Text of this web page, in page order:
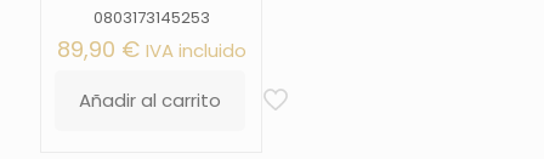
0803173145253
89,90 € IVA incluido
Añadir al carrito